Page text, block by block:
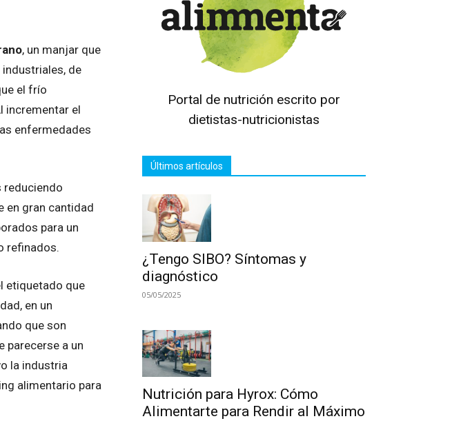
, un manjar que
de
el frío
incrementar el
enfermedades
reduciendo
en gran cantidad
para un
refinados.
etiquetado que
en un
que son
parecerse a un
la industria
alimentario para
Portal de nutrición escrito por
dietistas-nutricionistas
Últimos artículos
¿Tengo SIBO? Síntomas y
diagnóstico
05/05/2025
Nutrición para Hyrox: Cómo
Alimentarte para Rendir al Máximo